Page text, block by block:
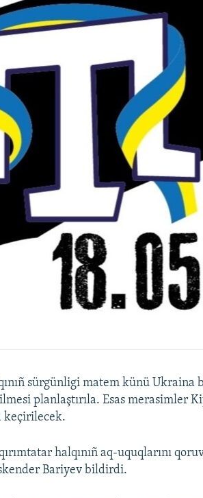
sürgünligi matem künü Ukraina
planlaştırıla. Esas merasimler
keçirilecek.
halqınıñ aq-uquqlarını
Bariyev bildirdi.